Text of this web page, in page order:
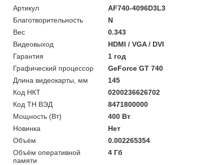
Артикул
AF740-4096D3L3
Благотворительность
N
Вес
0.343
Видеовыход
HDMI / VGA / DVI
Гарантия
1 год
Графический процессор
GeForce GT 740
Длина видеокарты, мм
145
Код НКТ
0200236626702
Код ТН ВЭД
8471800000
Мощность (Bт)
400 Вт
Новинка
Нет
Объём
0.002265354
Объём оперативной
памяти
4 Гб